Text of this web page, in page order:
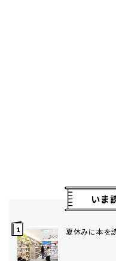
いま
夏休みに本を